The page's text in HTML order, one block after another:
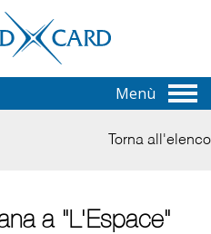
Menù
Torna all'elenco
a "L'Espace"